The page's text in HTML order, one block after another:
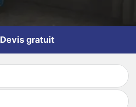
Devis gratuit